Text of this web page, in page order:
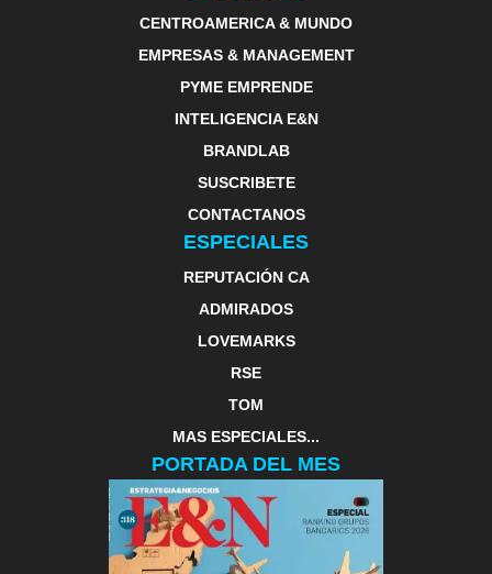
CENTROAMERICA & MUNDO
EMPRESAS & MANAGEMENT
PYME EMPRENDE
INTELIGENCIA E&N
BRANDLAB
SUSCRIBETE
CONTACTANOS
ESPECIALES
REPUTACIÓN CA
ADMIRADOS
LOVEMARKS
RSE
TOM
MAS ESPECIALES...
PORTADA DEL MES